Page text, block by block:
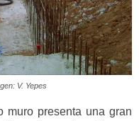
V. Yepes
muro presenta una gran